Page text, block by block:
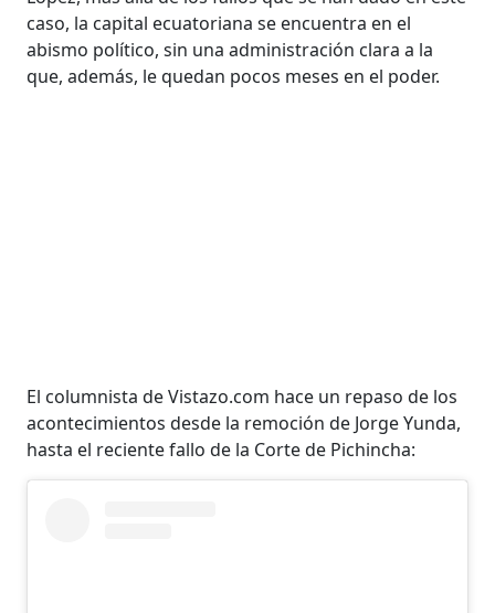
caso, la capital ecuatoriana se encuentra en el
abismo político, sin una administración clara a la
que, además, le quedan pocos meses en el poder.
El columnista de Vistazo.com hace un repaso de los
acontecimientos desde la remoción de Jorge Yunda,
hasta el reciente fallo de la Corte de Pichincha: